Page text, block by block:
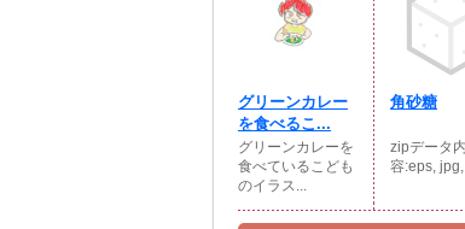
グリーンカレー
を食べるこ...
グリーンカレーを
食べているこども
のイラス...
角砂糖
zipデータ内
容:eps,